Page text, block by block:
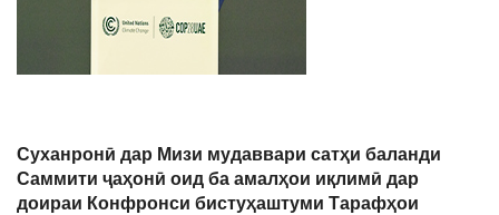
Суханронӣ дар Мизи мудаввари сатҳи баланди
Саммити ҷаҳонӣ оид ба амалҳои иқлимӣ дар
доираи Конфронси бистуҳаштуми Тарафҳои